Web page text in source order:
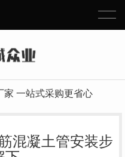
家 一站式采购更省心
混凝土管安装步